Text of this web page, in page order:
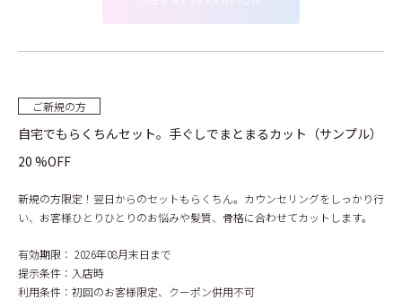
ご新規の方
自宅でもらくちんセット。手ぐしでまとまるカット（サンプル）
20 %OFF
新規の方限定！翌日からのセットもらくちん。カウンセリングをしっかり行
い、お客様ひとりひとりのお悩みや髪質、骨格に合わせてカットします。
有効期限： 2026年08月末日まで
提示条件： 入店時
利用条件： 初回のお客様限定、クーポン併用不可